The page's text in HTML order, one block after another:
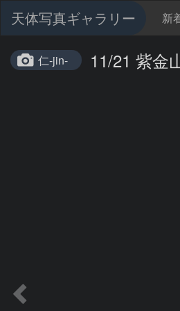
天体写真ギャラリー 新
仁-jin- 11/21 紫金